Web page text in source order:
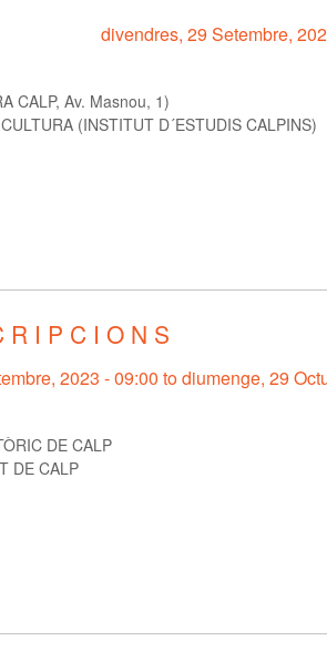
divendres, 29 Setembre,
CALP, Av. Masnou, 1)
(INSTITUT D´ESTUDIS CALPINS)
R I P C I O N S
2023 - 09:00 todiumenge, 29
DE CALP
DE CALP